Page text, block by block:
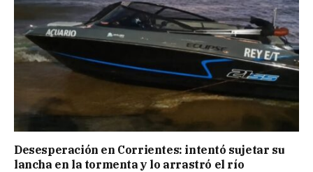
Desesperación en Corrientes: intentó sujetar su
lancha en la tormenta y lo arrastró el río